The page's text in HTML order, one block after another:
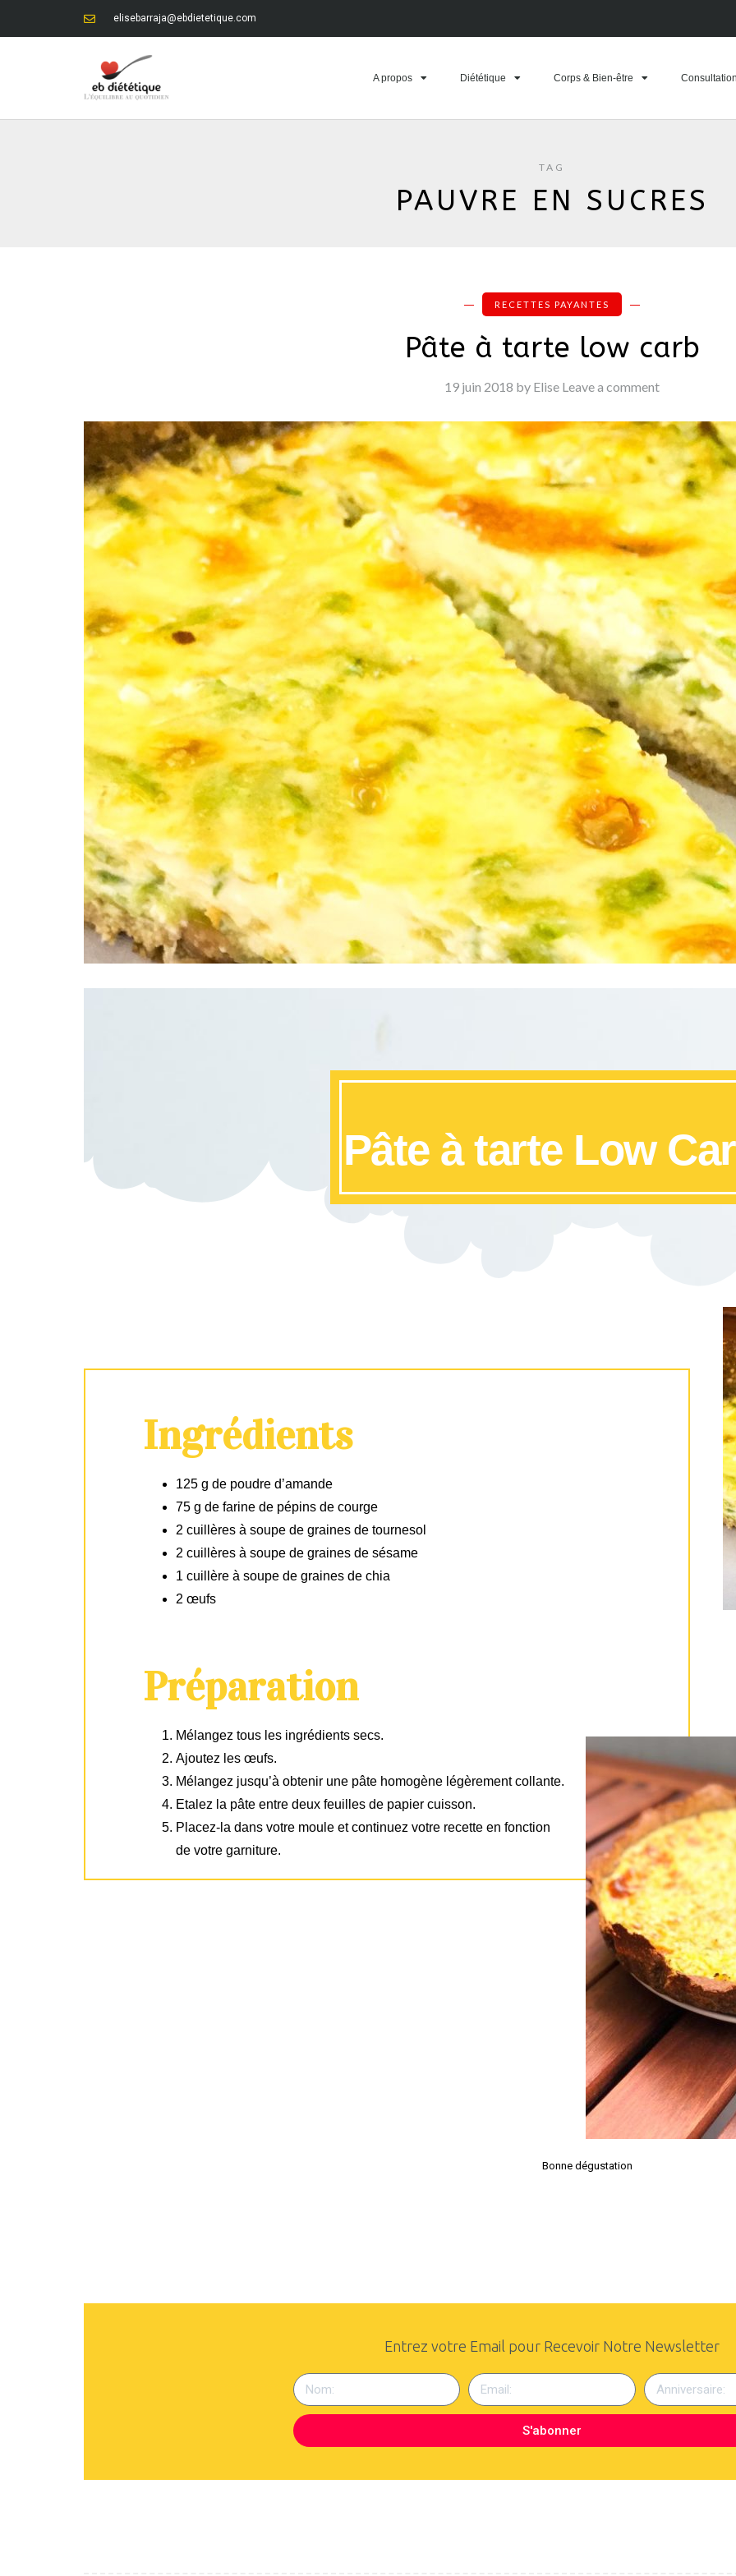
elisebarraja@ebdietetique.com
A propos Diététique Corps & Bien-être
TAG
PAUVRE EN SUCRES
RECETTES PAYANTES
Pâte à tarte low carb
19 juin 2018 by Elise Leave a comment
Pâte à tarte Low
Ingrédients
125 g de poudre d’amande
75 g de farine de pépins de courge
2 cuillères à soupe de graines de tournesol
2 cuillères à soupe de graines de sésame
1 cuillère à soupe de graines de chia
2 œufs
Préparation
Mélangez tous les ingrédients secs.
Ajoutez les œufs.
Mélangez jusqu’à obtenir une pâte homogène légèrement collante.
Etalez la pâte entre deux feuilles de papier cuisson.
Placez-la dans votre moule et continuez votre recette en fonction
de votre garniture.
Bonne dégustation
Entrez votre Email pour Recevoir Notre Newsletter
S'abonner